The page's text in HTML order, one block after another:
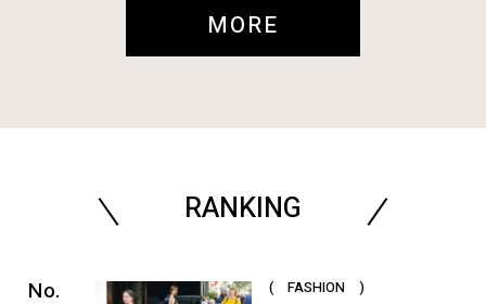
MORE
RANKING
( FASHION )